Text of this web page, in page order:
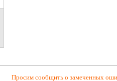
Просим сообщить о замеченных